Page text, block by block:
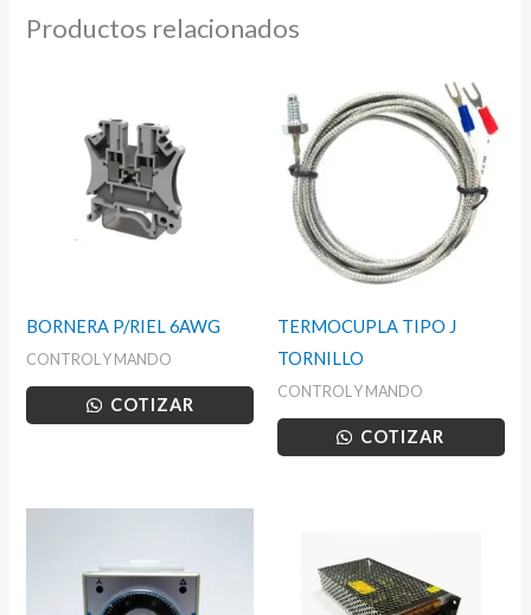
Productos relacionados
BORNERA P/RIEL 6AWG
CONTROL Y MANDO
COTIZAR
TERMOCUPLA TIPO J
TORNILLO
CONTROL Y MANDO
COTIZAR